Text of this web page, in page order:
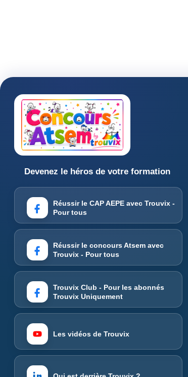
Devenez le héros de votre formation
Réussir le CAP AEPE avec Trouvix -
Pour tous
Réussir le concours Atsem avec
Trouvix - Pour tous
Trouvix Club - Pour les abonnés
Trouvix Uniquement
Les vidéos de Trouvix